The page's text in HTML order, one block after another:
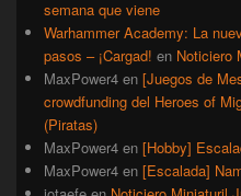
semana que viene
Warhammer Academy: La
pasos – ¡Cargad! en Noticiero
MaxPower4 en [Juegos de
crowdfunding del Heroes of
(Piratas)
MaxPower4 en [Hobby]
MaxPower4 en [Escalada]